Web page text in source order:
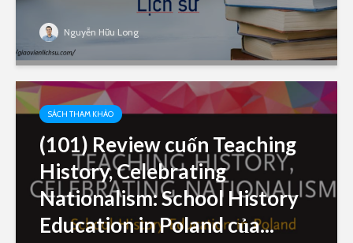
Nguyễn Hữu Long
SÁCH THAM KHẢO
(101) Review cuốn Teaching
History, Celebrating
Nationalism: School History
Education in Poland của...